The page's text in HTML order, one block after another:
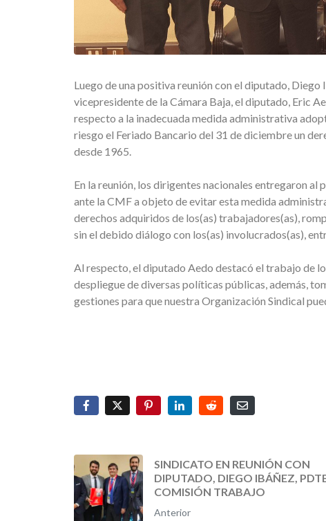
Luego de una positiva reunión con el diputado,
vicepresidente de la Cámara Baja, el diputado, Eric
respecto a la inadecuada medida administrativa
riesgo el Feriado Bancario del 31 de diciembre un
desde 1965.
En la reunión, los dirigentes nacionales entregaron
ante la CMF a objeto de evitar esta medida
derechos adquiridos de los(as) trabajadores(as),
sin el debido diálogo con los(as) involucrados(as),
Al respecto, el diputado Aedo destacó el trabajo de
despliegue de diversas políticas públicas, además,
gestiones para que nuestra Organización Sindical
SINDICATO EN REUNIÓN CON
DIPUTADO, DIEGO IBÁÑEZ,
COMISIÓN TRABAJO
Anterior